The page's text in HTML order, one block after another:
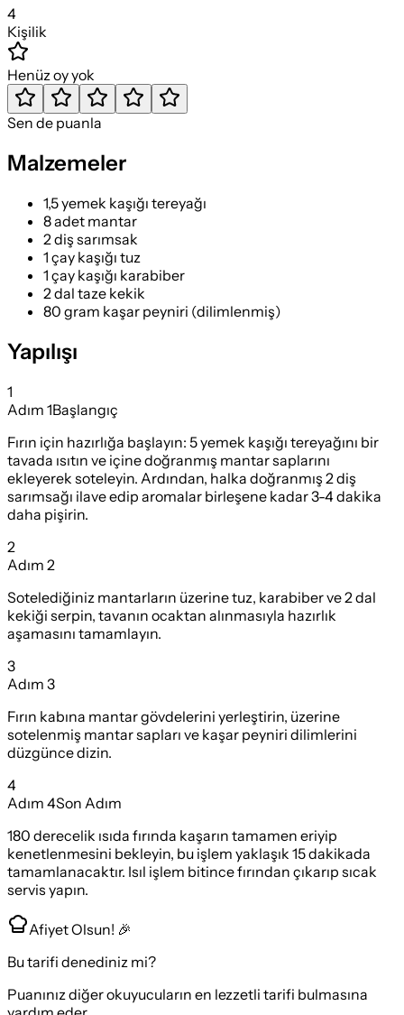
4
Kişilik
Henüz oy yok
Sen de puanla
Malzemeler
1,5 yemek kaşığı tereyağı
8 adet mantar
2 diş sarımsak
1 çay kaşığı tuz
1 çay kaşığı karabiber
2 dal taze kekik
80 gram kaşar peyniri (dilimlenmiş)
Yapılışı
1
Adım 1Başlangıç
Fırın için hazırlığa başlayın: 5 yemek kaşığı tereyağını bir
tavada ısıtın ve içine doğranmış mantar saplarını
ekleyerek soteleyin. Ardından, halka doğranmış 2 diş
sarımsağı ilave edip aromalar birleşene kadar 3-4 dakika
daha pişirin.
2
Adım 2
Sotelediğiniz mantarların üzerine tuz, karabiber ve 2 dal
kekiği serpin, tavanın ocaktan alınmasıyla hazırlık
aşamasını tamamlayın.
3
Adım 3
Fırın kabına mantar gövdelerini yerleştirin, üzerine
sotelenmiş mantar sapları ve kaşar peyniri dilimlerini
düzgünce dizin.
4
Adım 4Son Adım
180 derecelik ısıda fırında kaşarın tamamen eriyip
kenetlenmesini bekleyin, bu işlem yaklaşık 15 dakikada
tamamlanacaktır. Isıl işlem bitince fırından çıkarıp sıcak
servis yapın.
Afiyet Olsun! 🎉
Bu tarifi denediniz mi?
Puanınız diğer okuyucuların en lezzetli tarifi bulmasına